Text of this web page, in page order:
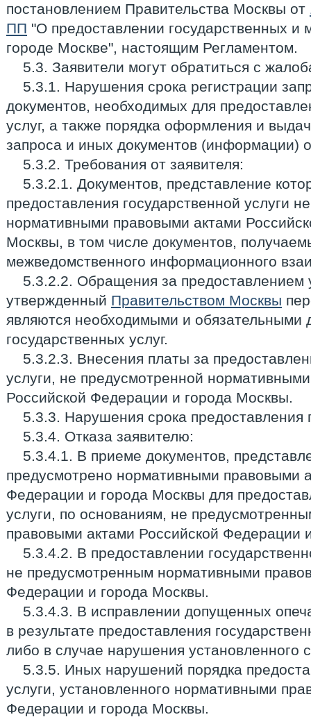
постановлением Правительства Москвы от
ПП "О предоставлении государственных и
городе Москве", настоящим Регламентом.
5.3. Заявители могут обратиться с
5.3.1. Нарушения срока регистрации
документов, необходимых для
услуг, а также порядка оформления и
запроса и иных документов (информации)
5.3.2. Требования от заявителя:
5.3.2.1. Документов, представление
предоставления государственной услуги
нормативными правовыми актами
Москвы, в том числе документов,
межведомственного информационного
5.3.2.2. Обращения за предоставлением
утвержденный Правительством Москвы
являются необходимыми и обязательными
государственных услуг.
5.3.2.3. Внесения платы за
услуги, не предусмотренной
Российской Федерации и города Москвы.
5.3.3. Нарушения срока предоставления
5.3.4. Отказа заявителю:
5.3.4.1. В приеме документов,
предусмотрено нормативными правовыми
Федерации и города Москвы для
услуги, по основаниям, не
правовыми актами Российской Федерации
5.3.4.2. В предоставлении
не предусмотренным нормативными
Федерации и города Москвы.
5.3.4.3. В исправлении допущенных
в результате предоставления
либо в случае нарушения установленного
5.3.5. Иных нарушений порядка
услуги, установленного нормативными
Федерации и города Москвы.